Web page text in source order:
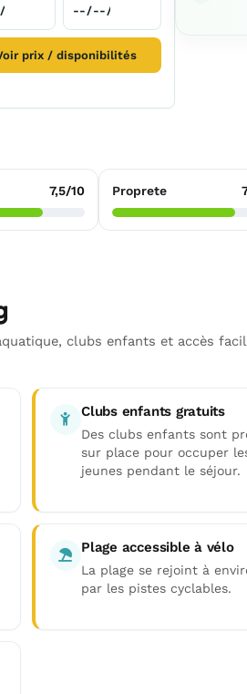
prix / disponibilités
7,5/10 Proprete
clubs enfants et accès
Clubs enfants gratuits
Des clubs enfants sont
sur place pour occuper
jeunes pendant le séjour.
Plage accessible à vélo
La plage se rejoint à
par les pistes cyclables.